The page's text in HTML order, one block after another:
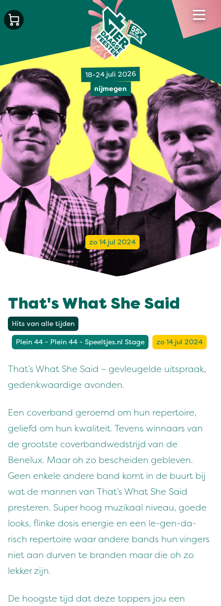
18-24 juli 2026
nijmegen
zo 14 jul 2024
That's What She Said
Hits van alle tijden
Plein 44 - Plein 44 - Speeltjes.nl Stage zo 14 jul 2024
That’s What She Said – gevleugelde uitspraak,
gedenkwaardige avonden.
Een coverband geroemd om hun repertoire,
geliefd om hun kwaliteit. Tevens winnaars van
de grootste coverbandwedstrijd van de
Benelux. Maar oh zo bescheiden gebleven.
Geen enkele andere band komt in de buurt bij
wat de mannen van That’s What She Said
presteren. Super hoog muzikaal niveau, goede
looks, flinke dosis energie en een le-gen-da-
risch repertoire waar andere bands hun vingers
niet aan durven te branden maar die oh zo
lekker zijn.
De hoogste tijd dat deze toppers jou een